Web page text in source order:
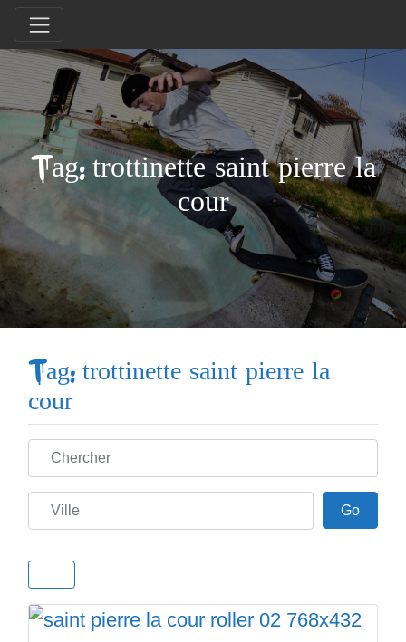
Tag: trottinette saint pierre la
cour
Tag: trottinette saint pierre la
cour
Chercher
Ville GoGo